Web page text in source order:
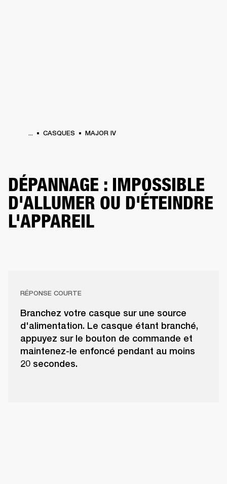
... CASQUES MAJOR IV
DÉPANNAGE : IMPOSSIBLE
D'ALLUMER OU D'ÉTEINDRE
L'APPAREIL
RÉPONSE COURTE
Branchez votre casque sur une source
d'alimentation. Le casque étant branché,
appuyez sur le bouton de commande et
maintenez-le enfoncé pendant au moins
20 secondes.